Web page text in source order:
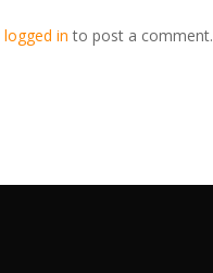
logged in to post a comment.